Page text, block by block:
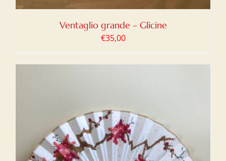
Ventaglio grande – Glicine
€35,00